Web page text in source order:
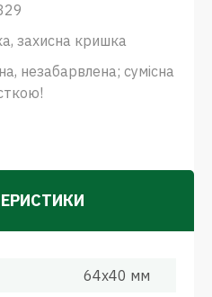
захисна кришка
незабарвлена; сумісна
64x40 мм